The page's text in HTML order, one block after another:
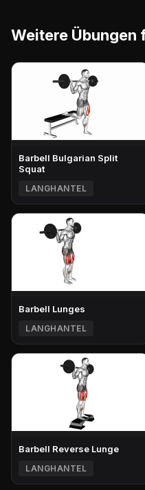
Weitere Übungen
Barbell Bulgarian Split
Squat
LANGHANTEL
Barbell Lunges
LANGHANTEL
Barbell Reverse Lunge
LANGHANTEL